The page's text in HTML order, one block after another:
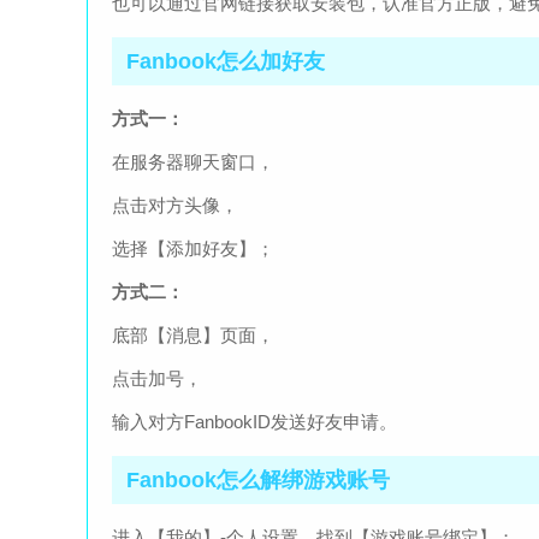
Fanbook怎么加好友
方式一：
在服务器聊天窗口，
点击对方头像，
选择【添加好友】；
方式二：
底部【消息】页面，
点击加号，
输入对方FanbookID发送好友申请。
Fanbook怎么解绑游戏账号